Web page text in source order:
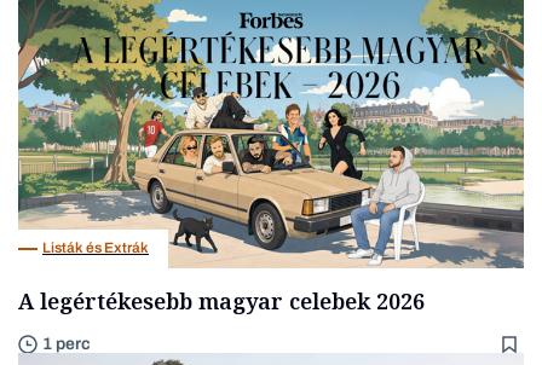
Listák és Extrák
A legértékesebb magyar celebek 2026
1 perc